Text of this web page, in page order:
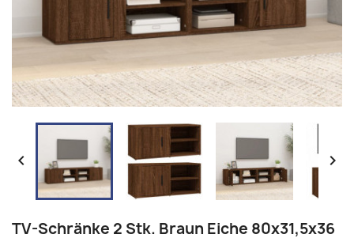
 
TV-Schränke 2 Stk. Braun Eiche 80x31,5x36